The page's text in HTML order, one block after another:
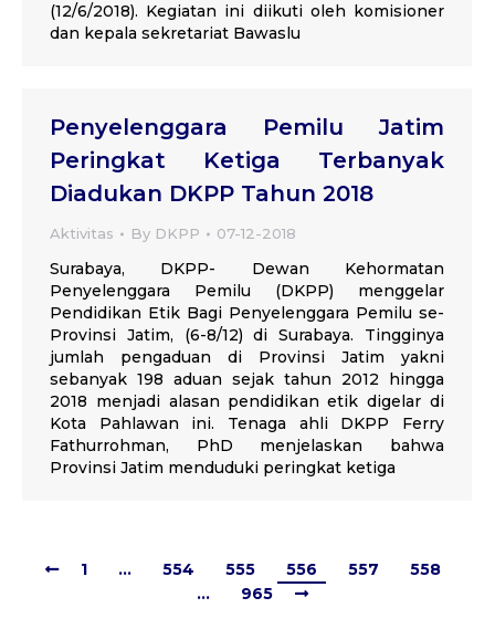
(12/6/2018). Kegiatan ini diikuti oleh komisioner
dan kepala sekretariat Bawaslu
Penyelenggara Pemilu Jatim
Peringkat Ketiga Terbanyak
Diadukan DKPP Tahun 2018
Aktivitas By DKPP 07-12-2018
Surabaya, DKPP- Dewan Kehormatan
Penyelenggara Pemilu (DKPP) menggelar
Pendidikan Etik Bagi Penyelenggara Pemilu se-
Provinsi Jatim, (6-8/12) di Surabaya. Tingginya
jumlah pengaduan di Provinsi Jatim yakni
sebanyak 198 aduan sejak tahun 2012 hingga
2018 menjadi alasan pendidikan etik digelar di
Kota Pahlawan ini. Tenaga ahli DKPP Ferry
Fathurrohman, PhD menjelaskan bahwa
Provinsi Jatim menduduki peringkat ketiga
1 … 554 555 556 557
558
…
965